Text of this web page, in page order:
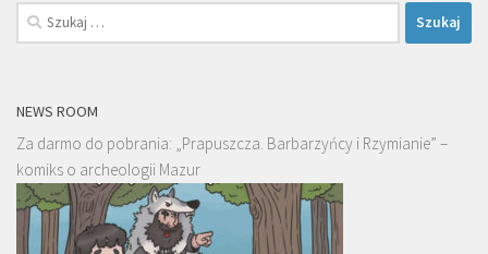
Szukaj:
NEWS ROOM
Za darmo do pobrania: „Prapuszcza. Barbarzyńcy i Rzymianie” –
komiks o archeologii Mazur